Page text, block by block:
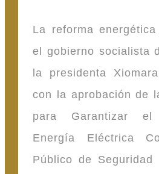
La reforma
el gobierno socialista
la presidenta
con la aprobación de
para Garantizar
Energía Eléctrica
Público de